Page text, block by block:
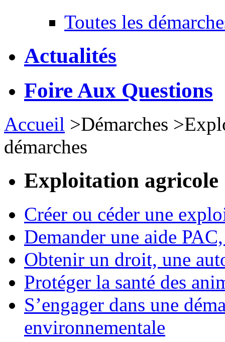
Toutes les
Actualités
Foire Aux Questions
Accueil >Démarches >
démarches
Exploitation agricole
Créer ou céder une
Demander une aide
Obtenir un droit, une
Protéger la santé des
S’engager dans une
environnementale